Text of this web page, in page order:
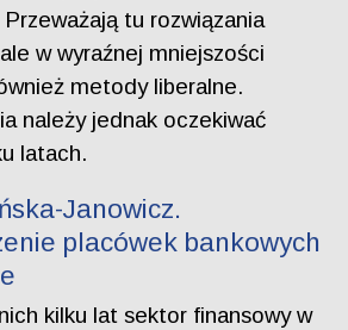
tu rozwiązania
w wyraźnej mniejszości
metody liberalne.
należy jednak oczekiwać
latach.
Janowicz.
placówek bankowych
kilku lat sektor finansowy w